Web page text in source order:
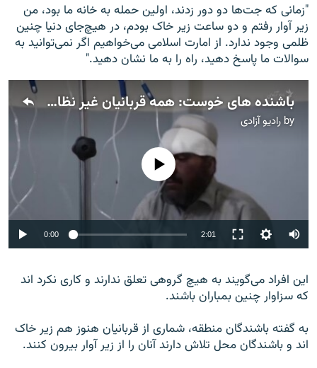
"زمانی که جت‌ها دو دور زدند، اولین حمله به خانه ما بود، من
زیر آوار رفتم و دو ساعت زیر خاک بودم، در هیچ‌جای دنیا چنین
ظلمی وجود ندارد. از امارت اسلامی می‌خواهیم اگر نمی‌توانید به
سوالات ما پاسخ دهید، راه را به ما نشان دهید."
باشنده های خوست: همه قربانیان غیر نظامیان بودند
by رادیو آزادی
Auto
720p
1080p
No media source currently available
0:00 2:01
360p
480p
720p
این افراد می‌گویند به هیچ گروهی تعلق ندارند و کاری نکرد اند
که سزاوار چنین بمباران باشند.
به گفته باشندگان منطقه، شماری از قربانیان هنوز هم زیر خاک
اند و باشندگان محل تلاش دارند آنان را از زیر آوار بیرون کنند.